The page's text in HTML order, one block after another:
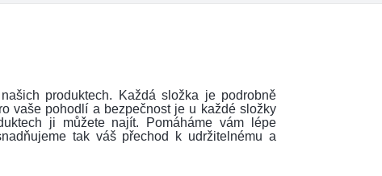
produktech. Každá složka je podrobně
vaše pohodlí a bezpečnost je u každé složky
ji můžete najít. Pomáháme vám lépe
tak váš přechod k udržitelnému a